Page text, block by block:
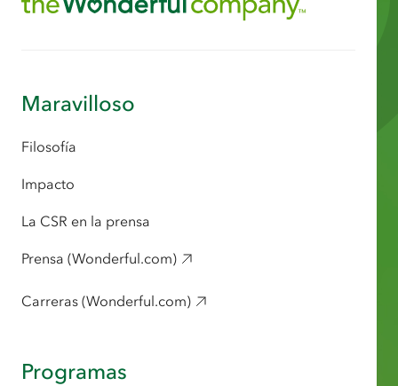
Maravilloso
Filosofía
Impacto
La CSR en la prensa
Prensa (Wonderful.com)
Carreras (Wonderful.com)
Programas